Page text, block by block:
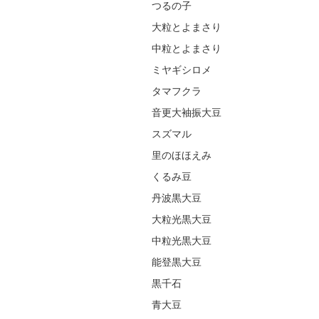
つるの子
大粒とよまさり
中粒とよまさり
ミヤギシロメ
タマフクラ
音更大袖振大豆
スズマル
里のほほえみ
くるみ豆
丹波黒大豆
大粒光黒大豆
中粒光黒大豆
能登黒大豆
黒千石
青大豆